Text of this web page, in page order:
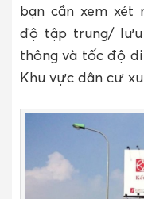
bạn cần xem xét
độ tập trung/ lưu
thông và tốc độ di
Khu vực dân cư